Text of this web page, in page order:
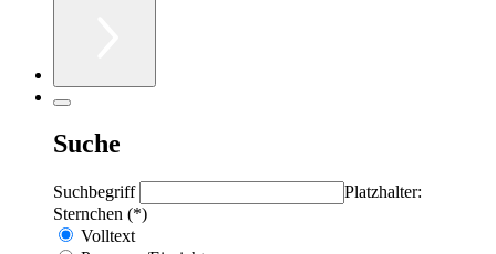
Suche
Suchbegriff
Platzhalter:
Sternchen (*)
Volltext